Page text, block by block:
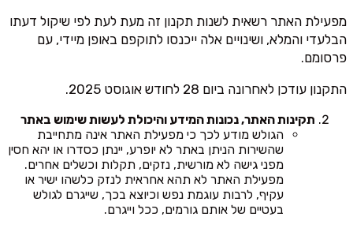
מפעילת האתר רשאית לשנות תקנון זה מעת לעת לפי שיקול דעתו
הבלעדי והמלא, ושינויים אלה ייכנסו לתוקפם באופן מיידי, עם
פרסומם.
התקנון עודכן לאחרונה ביום 28 לחודש אוגוסט 2025.
תקינות האתר, נכונות המידע והיכולת לעשות שימוש באתר
הגולש מודע לכך כי מפעילת האתר אינה מתחייבת
שהשירות הניתן באתר לא יופרע, יינתן כסדרו או יהא חסין
מפני גישה לא מורשית, נזקים, תקלות וכשלים אחרים.
מפעילת האתר לא תהא אחראית לנזק כלשהו ישיר או
עקיף, לרבות עוגמת נפש וכיוצא בכך, שייגרם לגולש
בעטיים של אותם גורמים, ככל וייגרם.